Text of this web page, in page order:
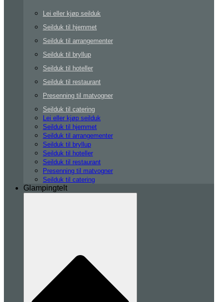
Lei eller kjøp seilduk
Seilduk til hjemmet
Seilduk til arrangementer
Seilduk til bryllup
Seilduk til hoteller
Seilduk til restaurant
Presenning til matvogner
Seilduk til catering
Lei eller kjøp seilduk
Seilduk til hjemmet
Seilduk til arrangementer
Seilduk til bryllup
Seilduk til hoteller
Seilduk til restaurant
Presenning til matvogner
Seilduk til catering
Glampingtelt